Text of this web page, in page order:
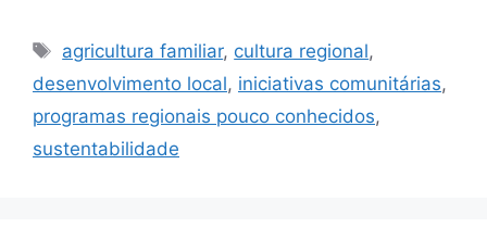
Tags
agricultura familiar, cultura regional,
desenvolvimento local, iniciativas comunitárias,
programas regionais pouco conhecidos,
sustentabilidade